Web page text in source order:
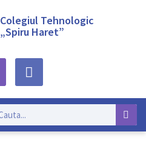
Colegiul Tehnologic
„Spiru Haret”